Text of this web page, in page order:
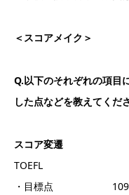
＜スコアメイク＞
Q.以下のそれぞれの項目
した点などを教えてくだ
スコア変遷
TOEFL
・目標点 109